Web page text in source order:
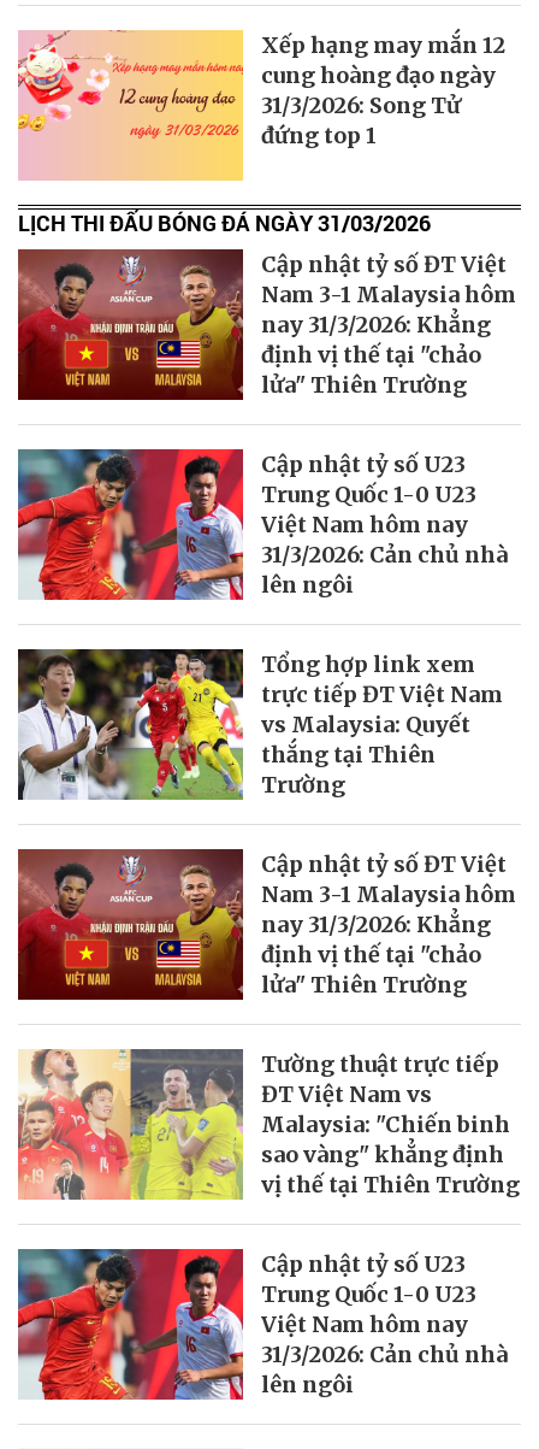
Xếp hạng may mắn 12
cung hoàng đạo ngày
31/3/2026: Song Tử
đứng top 1
LỊCH THI ĐẤU BÓNG ĐÁ NGÀY 31/03/2026
Cập nhật tỷ số ĐT Việt
Nam 3-1 Malaysia hôm
nay 31/3/2026: Khẳng
định vị thế tại "chảo
lửa" Thiên Trường
Cập nhật tỷ số U23
Trung Quốc 1-0 U23
Việt Nam hôm nay
31/3/2026: Cản chủ nhà
lên ngôi
Tổng hợp link xem
trực tiếp ĐT Việt Nam
vs Malaysia: Quyết
thắng tại Thiên
Trường
Cập nhật tỷ số ĐT Việt
Nam 3-1 Malaysia hôm
nay 31/3/2026: Khẳng
định vị thế tại "chảo
lửa" Thiên Trường
Tường thuật trực tiếp
ĐT Việt Nam vs
Malaysia: "Chiến binh
sao vàng" khẳng định
vị thế tại Thiên Trường
Cập nhật tỷ số U23
Trung Quốc 1-0 U23
Việt Nam hôm nay
31/3/2026: Cản chủ nhà
lên ngôi